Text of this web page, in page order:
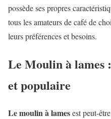
possède ses propres
tous les amateurs de café de
leurs préférences et besoins.
Le Moulin à lames
et populaire
Le moulin à lamesest peut-